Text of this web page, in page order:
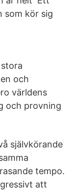
som kör sig
och
världens
och provning
självkörande
tempo.
att